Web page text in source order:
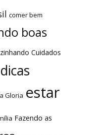
comer bem
boas
Cuidados
dicas
Gloria estar
Fazendo as